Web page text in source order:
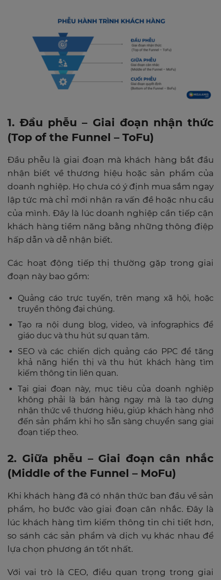
1. Đầu phễu – Giai đoạn nhận thức
(Top of the Funnel – ToFu)
Đầu phễu là giai đoạn mà khách hàng bắt đầu
nhận biết về thương hiệu hoặc sản phẩm của
doanh nghiệp. Họ chưa có ý định mua sắm ngay
lập tức mà chỉ mới nhận ra vấn đề hoặc nhu cầu
của mình. Đây là lúc doanh nghiệp cần tiếp cận
khách hàng tiềm năng bằng những thông điệp
hấp dẫn và dễ nhận biết.
Các hoạt động tiếp thị thường gặp trong giai
đoạn này bao gồm:
Quảng cáo trực tuyến, trên mạng xã hội, hoặc
truyền thông đại chúng.
Tạo ra nội dung blog, video, và infographics để
giáo dục và thu hút sự quan tâm.
SEO và các chiến dịch quảng cáo PPC để tăng
khả năng hiển thị và thu hút khách hàng tìm
kiếm thông tin liên quan.
Tại giai đoạn này, mục tiêu của doanh nghiệp
không phải là bán hàng ngay mà là tạo dựng
nhận thức về thương hiệu, giúp khách hàng nhớ
đến sản phẩm khi họ sẵn sàng chuyển sang giai
đoạn tiếp theo.
2. Giữa phễu – Giai đoạn cân nhắc
(Middle of the Funnel – MoFu)
Khi khách hàng đã có nhận thức ban đầu về sản
phẩm, họ bước vào giai đoạn cân nhắc. Đây là
lúc khách hàng tìm kiếm thông tin chi tiết hơn,
so sánh các sản phẩm và dịch vụ khác nhau để
lựa chọn phương án tốt nhất.
Với vai trò là CEO, điều quan trọng trong giai